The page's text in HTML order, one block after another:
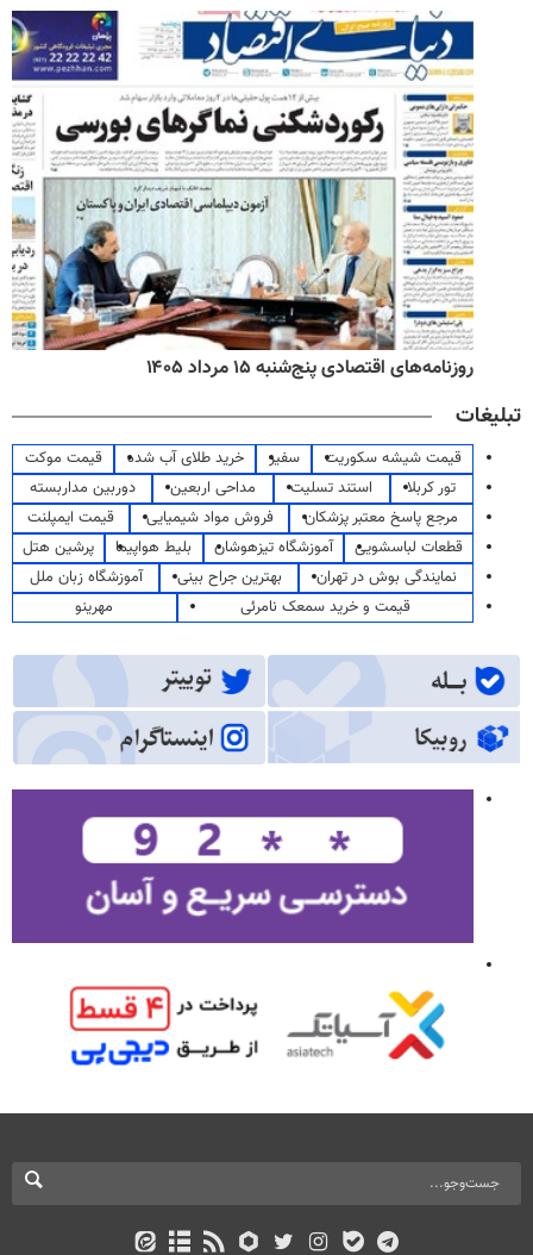
روزنامه‌های اقتصادی پنج‌شنبه ۱۵ مرداد ۱۴۰۵
تبلیغات
قیمت شیشه سکوریت سفیر خرید طلای آب شده
قیمت موکت
تور کربلا
استند تسلیت مداحی اربعین
دوربین مداربسته
مرجع پاسخ معتبر پزشکان
فروش مواد شیمیایی
قیمت ایمپلنت
قطعات لباسشویی
آموزشگاه تیزهوشان بلیط هواپیما
پرشین هتل
نمایندگی بوش در تهران
بهترین جراح بینی
آموزشگاه زبان ملل
قیمت و خرید سمعک نامرئی
مهرینو